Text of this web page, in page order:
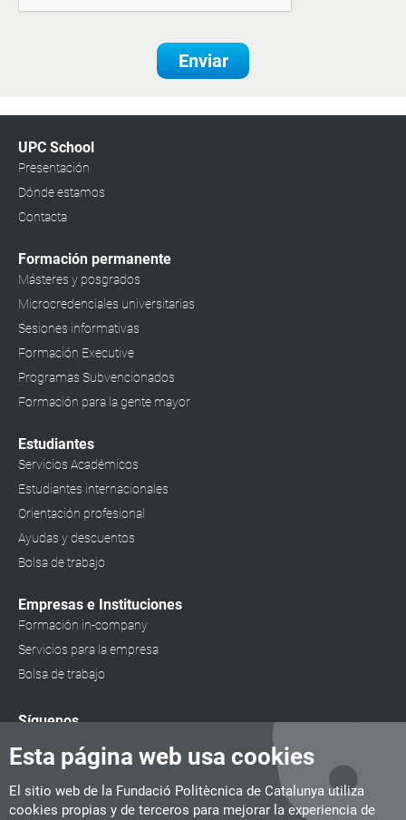
Esta página web usa cookies
El sitio web de la Fundació Politècnica de Catalunya utiliza
cookies propias y de terceros para mejorar la experiencia de
Enviar
UPC School
Presentación
Dónde estamos
Contacta
Formación permanente
Másteres y posgrados
Microcredenciales universitarias
Sesiones informativas
Formación Executive
Programas Subvencionados
Formación para la gente mayor
Estudiantes
Servicios Académicos
Estudiantes internacionales
Orientación profesional
Ayudas y descuentos
Bolsa de trabajo
Empresas e Instituciones
Formación in-company
Servicios para la empresa
Bolsa de trabajo
Síguenos